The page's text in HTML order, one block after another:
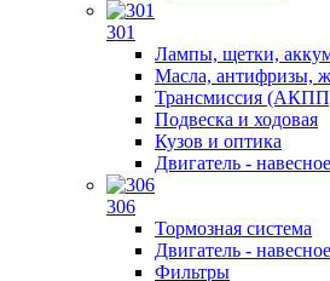
301
Лампы, щетки,
Масла, антифризы,
Трансмиссия
Подвеска и ходовая
Кузов и оптика
Двигатель -
306
Тормозная система
Двигатель -
Фильтры